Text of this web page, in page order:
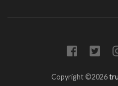
Copyright ©2026